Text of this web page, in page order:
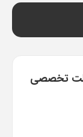
تخصصی